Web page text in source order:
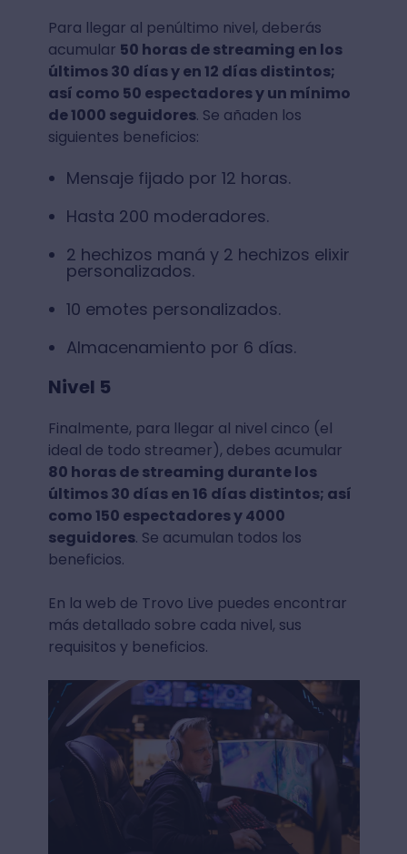
Para llegar al penúltimo nivel, deberás
acumular 50 horas de streaming en los
últimos 30 días y en 12 días distintos;
así como 50 espectadores y un mínimo
de 1000 seguidores. Se añaden los
siguientes beneficios:
Mensaje fijado por 12 horas.
Hasta 200 moderadores.
2 hechizos maná y 2 hechizos elixir
personalizados.
10 emotes personalizados.
Almacenamiento por 6 días.
Nivel 5
Finalmente, para llegar al nivel cinco (el
ideal de todo streamer), debes acumular
80 horas de streaming durante los
últimos 30 días en 16 días distintos; así
como 150 espectadores y 4000
seguidores. Se acumulan todos los
beneficios.
En la web de Trovo Live puedes encontrar
más detallado sobre cada nivel, sus
requisitos y beneficios.